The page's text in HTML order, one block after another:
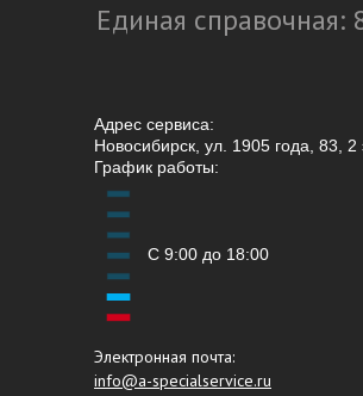
Единая справочная:
Адрес сервиса:
Новосибирск, ул. 1905 года, 83, 2
График работы:
С 9:00 до 18:00
Электронная почта:
info@a-specialservice.ru